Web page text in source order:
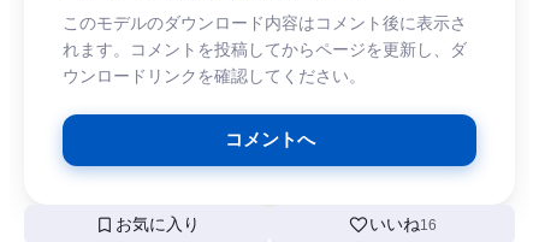
このモデルのダウンロード内容はコメント後に表示さ
れます。コメントを投稿してからページを更新し、ダ
ウンロードリンクを確認してください。
コメントへ
bookmark お気に入り favoriteいいね16